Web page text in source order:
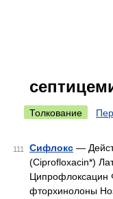
Толкование
111 Сифлокс —
(Ciprofloxacin*)
Ципрофлоксацин
фторхинолоны